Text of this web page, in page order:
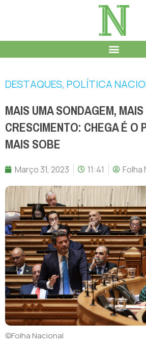
DESTAQUES, POLÍTICA
MAIS UMA SONDAGEM,
CRESCIMENTO: CHEGA É O
MAIS SOBE
Março 31, 2023 11:41 Folha
©Folha Nacional